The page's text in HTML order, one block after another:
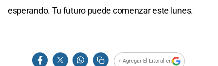
esperando. Tu futuro puede comenzar este lunes.
+ Agregar El Litoral en